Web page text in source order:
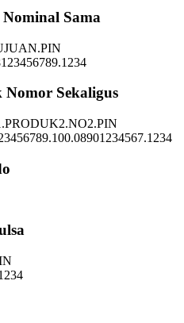
Sama
Nomor Sekaligus